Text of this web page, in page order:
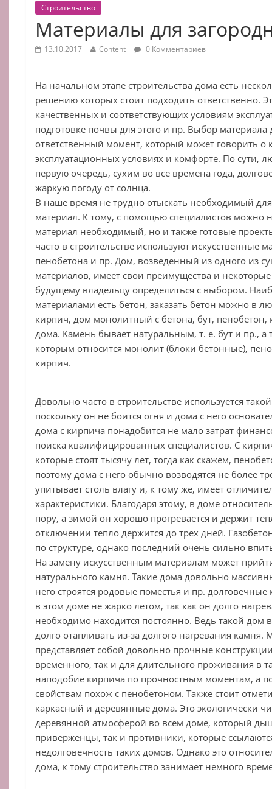
Строительство
Материалы для
13.10.2017 Content 0 Комментариев
На начальном этапе строительства дома есть
решению которых стоит подходить ответственно.
качественных и соответствующих условиям
подготовке почвы для этого и пр. Выбор
ответственный момент, который может говорить о
эксплуатационных условиях и комфорте. По сути,
первую очередь, сухим во все времена года,
жаркую погоду от солнца.
В наше время не трудно отыскать необходимый
материал. К тому, с помощью специалистов можно
материал необходимый, но и также готовые
часто в строительстве используют искусственные
пенобетона и пр. Дом, возведенный из одного из
материалов, имеет свои преимущества и
будущему владельцу определиться с выбором.
материалами есть бетон, заказать бетон можно в
кирпич, дом монолитный с бетона, бут,
дома. Камень бывает натуральным, т. е. бут и пр., а
которым относится монолит (блоки бетонные),
кирпич.
Довольно часто в строительстве используется
поскольку он не боится огня и дома с него
дома с кирпича понадобится не мало затрат
поиска квалифицированных специалистов. С
которые стоят тысячу лет, тогда как скажем,
поэтому дома с него обычно возводятся не более
упитывает столь влагу и, к тому же, имеет
характеристики. Благодаря этому, в доме
пору, а зимой он хорошо прогревается и держит
отключении тепло держится до трех дней.
по структуре, однако последний очень сильно
На замену искусственным материалам может
натурального камня. Такие дома довольно
него строятся родовые поместья и пр.
в этом доме не жарко летом, так как он долго
необходимо находится постоянно. Ведь такой дом
долго отапливать из-за долгого нагревания
представляет собой довольно прочные
временного, так и для длительного проживания в
наподобие кирпича по прочностным моментам, а
свойствам похож с пенобетоном. Также стоит
каркасный и деревянные дома. Это экологически
деревянной атмосферой во всем доме, который
приверженцы, так и противники, которые
недолговечность таких домов. Однако это
дома, к тому строительство занимает немного